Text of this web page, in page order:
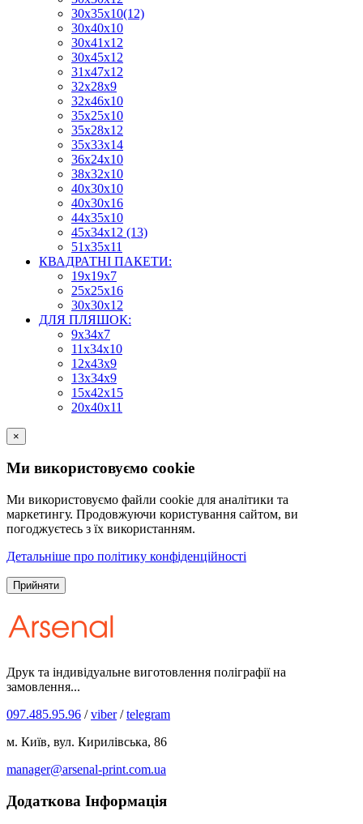
30х35х10(12)
30х40х10
30х41х12
30х45х12
31х47х12
32х28х9
32х46х10
35х25х10
35х28х12
35х33х14
36х24х10
38х32х10
40х30х10
40х30х16
44х35х10
45х34х12 (13)
51х35х11
КВАДРАТНІ ПАКЕТИ:
19х19х7
25х25х16
30х30х12
ДЛЯ ПЛЯШОК:
9х34х7
11х34х10
12х43х9
13х34х9
15х42х15
20х40х11
×
Ми використовуємо cookie
Ми використовуємо файли cookie для аналітики та
маркетингу. Продовжуючи користування сайтом, ви
погоджуєтесь з їх використанням.
Детальніше про політику конфіденційності
Прийняти
Друк та індивідуальне виготовлення поліграфії на
замовлення...
097.485.95.96 /viber/telegram
м. Київ, вул. Кирилівська, 86
manager@arsenal-print.com.ua
Додаткова Інформація